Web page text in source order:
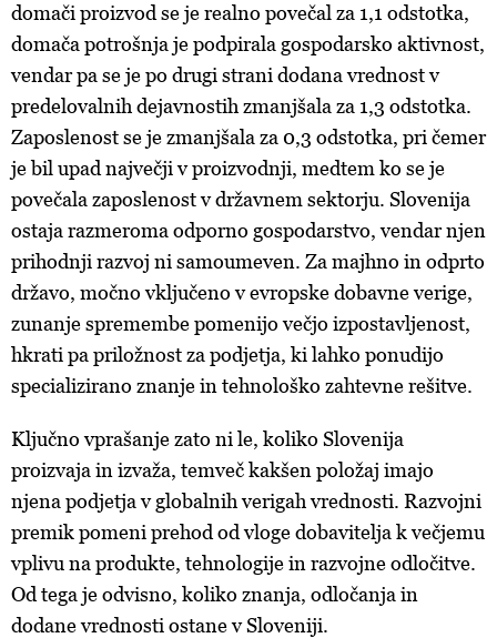
domači proizvod se je realno povečal za 1,1 odstotka,
domača potrošnja je podpirala gospodarsko aktivnost,
vendar pa se je po drugi strani dodana vrednost v
predelovalnih dejavnostih zmanjšala za 1,3 odstotka.
Zaposlenost se je zmanjšala za 0,3 odstotka, pri čemer
je bil upad največji v proizvodnji, medtem ko se je
povečala zaposlenost v državnem sektorju. Slovenija
ostaja razmeroma odporno gospodarstvo, vendar njen
prihodnji razvoj ni samoumeven. Za majhno in odprto
državo, močno vključeno v evropske dobavne verige,
zunanje spremembe pomenijo večjo izpostavljenost,
hkrati pa priložnost za podjetja, ki lahko ponudijo
specializirano znanje in tehnološko zahtevne rešitve.
Ključno vprašanje zato ni le, koliko Slovenija
proizvaja in izvaža, temveč kakšen položaj imajo
njena podjetja v globalnih verigah vrednosti. Razvojni
premik pomeni prehod od vloge dobavitelja k večjemu
vplivu na produkte, tehnologije in razvojne odločitve.
Od tega je odvisno, koliko znanja, odločanja in
dodane vrednosti ostane v Sloveniji.